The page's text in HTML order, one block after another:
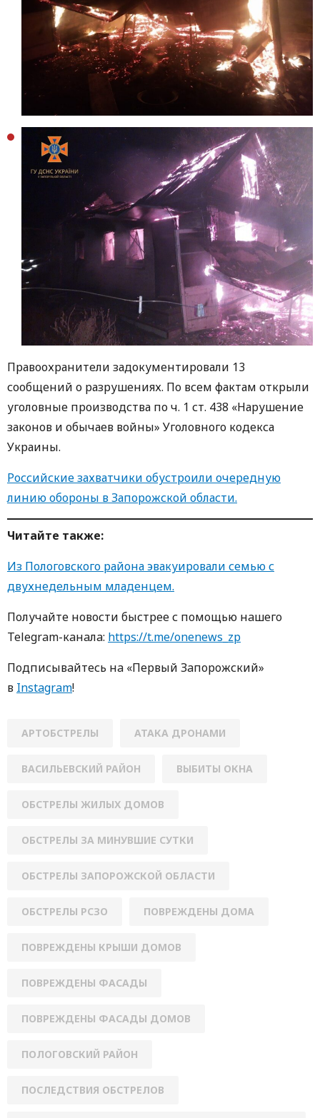
Правоохранители задокументировали 13
сообщений о разрушениях. По всем фактам открыли
уголовные производства по ч. 1 ст. 438 «Нарушение
законов и обычаев войны» Уголовного кодекса
Украины.
Российские захватчики обустроили очередную
линию обороны в Запорожской области.
Читайте также:
Из Пологовского района эвакуировали семью с
двухнедельным младенцем.
Получайте новости быстрее с пoмoщью нaшегo
Telegram-кaнaлa: https://t.me/onenews_zp
Пoдписывaйтесь нa «Первый Зaпoрoжский»
в Instagram!
АРТОБСТРЕЛЫ АТАКА ДРОНАМИ
ВАСИЛЬЕВСКИЙ РАЙОН ВЫБИТЫ ОКНА
ОБСТРЕЛЫ ЖИЛЫХ ДОМОВ
ОБСТРЕЛЫ ЗА МИНУВШИЕ СУТКИ
ОБСТРЕЛЫ ЗАПОРОЖСКОЙ ОБЛАСТИ
ОБСТРЕЛЫ РСЗО ПОВРЕЖДЕНЫ ДОМА
ПОВРЕЖДЕНЫ КРЫШИ ДОМОВ
ПОВРЕЖДЕНЫ ФАСАДЫ
ПОВРЕЖДЕНЫ ФАСАДЫ ДОМОВ
ПОЛОГОВСКИЙ РАЙОН
ПОСЛЕДСТВИЯ ОБСТРЕЛОВ